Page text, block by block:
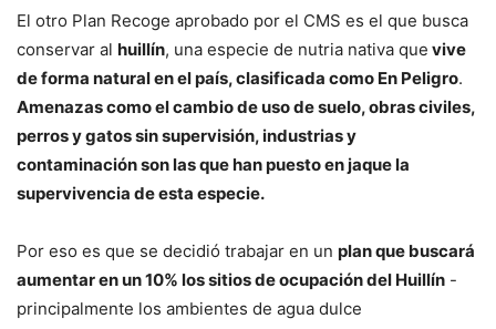
El otro Plan Recoge aprobado por el CMS es el que busca
conservar al huillín, una especie de nutria nativa que vive
de forma natural en el país, clasificada como En Peligro.
Amenazas como el cambio de uso de suelo, obras civiles,
perros y gatos sin supervisión, industrias y
contaminación son las que han puesto en jaque la
supervivencia de esta especie.
Por eso es que se decidió trabajar en un plan que buscará
aumentar en un 10% los sitios de ocupación del Huillín -
principalmente los ambientes de agua dulce